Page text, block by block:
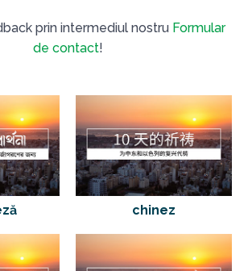
prin intermediul nostru Formular
de contact!
chinez